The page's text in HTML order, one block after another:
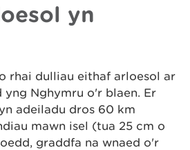
yn
rhai dulliau eithaf arloesol ar
yng Nghymru o'r blaen. Er
adeiladu dros 60 km
mawn isel (tua 25 cm o
graddfa na wnaed o'r